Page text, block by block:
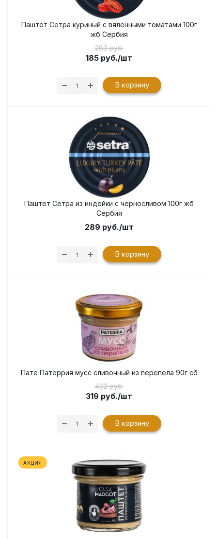
Паштет Сетра куриный с вяленными томатами 100г
жб Сербия
289 руб.
185 руб./шт
В корзину
Паштет Сетра из индейки с черносливом 100г жб
Сербия
289 руб./шт
В корзину
Пате Патеррия мусс сливочный из перепела 90г сб
402 руб.
319 руб./шт
В корзину
АКЦИЯ